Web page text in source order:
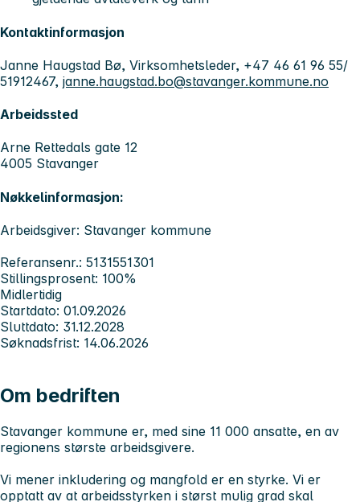
Kontaktinformasjon
Janne Haugstad Bø, Virksomhetsleder, +47 46 61 96 55/
51912467, janne.haugstad.bo@stavanger.kommune.no
Arbeidssted
Arne Rettedals gate 12
4005 Stavanger
Nøkkelinformasjon:
Arbeidsgiver: Stavanger kommune
Referansenr.: 5131551301
Stillingsprosent: 100%
Midlertidig
Startdato: 01.09.2026
Sluttdato: 31.12.2028
Søknadsfrist: 14.06.2026
Om bedriften
Stavanger kommune er, med sine 11 000 ansatte, en av
regionens største arbeidsgivere.
Vi mener inkludering og mangfold er en styrke. Vi er
opptatt av at arbeidsstyrken i størst mulig grad skal